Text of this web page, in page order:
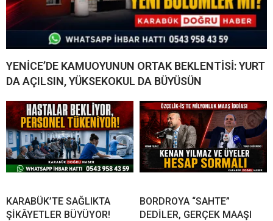
YENİCE’DE KAMUOYUNUN ORTAK BEKLENTİSİ: YURT
DA AÇILSIN, YÜKSEKOKUL DA BÜYÜSÜN
KARABÜK’TE SAĞLIKTA
ŞİKÂYETLER BÜYÜYOR!
BORDROYA “SAHTE”
DEDİLER, GERÇEK MAAŞI